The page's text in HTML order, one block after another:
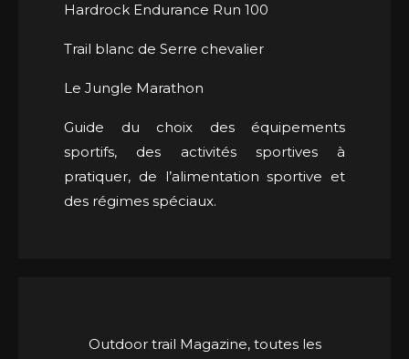
Hardrock Endurance Run 100
Trail blanc de Serre chevalier
Le Jungle Marathon
Guide du choix des équipements
sportifs, des activités sportives à
pratiquer, de l’alimentation sportive et
des régimes spéciaux.
Outdoor trail Magazine, toutes les